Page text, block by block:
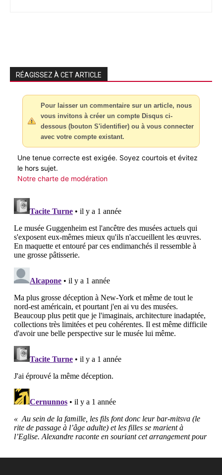
RÉAGISSEZ À CET ARTICLE
Pour laisser un commentaire sur un article, nous
vous invitons à créer un compte Disqus ci-
dessous (bouton S'identifier) ou à vous connecter
avec votre compte existant.
Une tenue correcte est exigée. Soyez courtois et évitez
le hors sujet.
Notre charte de modération